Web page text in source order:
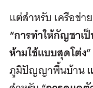
แต่สำหรับ เครือข่า
“การทำให้กัญชาเ
ห้ามใช้แบบสุดโต่ง”
ภูมิปัญญาพื้นบ้าน แ